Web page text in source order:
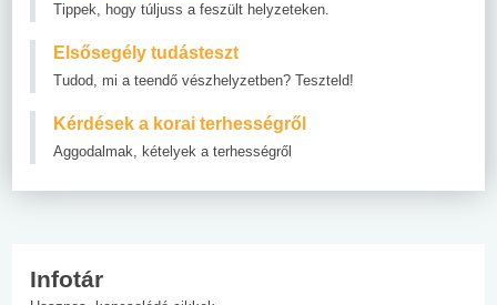
Tippek, hogy túljuss a feszült helyzeteken.
Elsősegély tudásteszt
Tudod, mi a teendő vészhelyzetben? Teszteld!
Kérdések a korai terhességről
Aggodalmak, kételyek a terhességről
Infotár